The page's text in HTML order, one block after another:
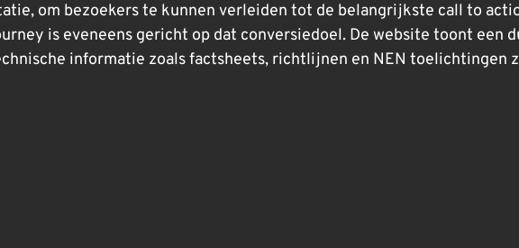
om bezoekers te kunnen verleiden tot de belangrijkste call to
is eveneens gericht op dat conversiedoel. De website toont een
informatie zoals factsheets, richtlijnen en NEN